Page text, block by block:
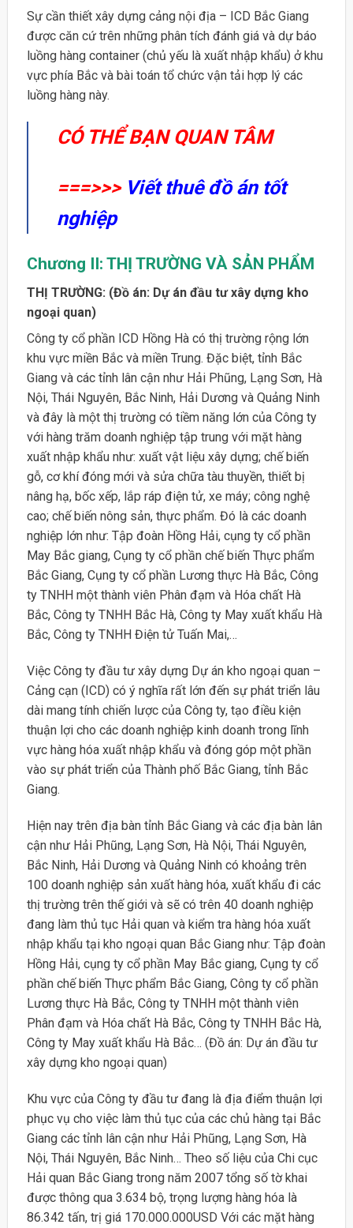
Sự cần thiết xây dựng cảng nội địa – ICD Bắc Giang
được căn cứ trên những phân tích đánh giá và dự báo
luồng hàng container (chủ yếu là xuất nhập khẩu) ở khu
vực phía Bắc và bài toán tổ chức vận tải hợp lý các
luồng hàng này.
CÓ THỂ BẠN QUAN TÂM
===>>> Viết thuê đồ án tốt
nghiệp
Chương II: THỊ TRƯỜNG VÀ SẢN PHẨM
THỊ TRƯỜNG: (Đồ án: Dự án đầu tư xây dựng kho
ngoại quan)
Công ty cổ phần ICD Hồng Hà có thị trường rộng lớn
khu vực miền Bắc và miền Trung. Đặc biệt, tỉnh Bắc
Giang và các tỉnh lân cận như Hải Phũng, Lạng Sơn, Hà
Nội, Thái Nguyên, Bắc Ninh, Hải Dư­ơng và Quảng Ninh
và đây là một thị trường có tiềm năng lớn của Công ty
với hàng trăm doanh nghiệp tập trung với mặt hàng
xuất nhập khẩu như: xuất vật liệu xây dựng; chế biến
gỗ, cơ khí đóng mới và sửa chữa tàu thuyền, thiết bị
nâng hạ, bốc xếp, lắp ráp điện tử, xe máy; công nghệ
cao; chế biến nông sản, thực phẩm. Đó là các doanh
nghiệp lớn như: Tập đoàn Hồng Hải, cụng ty cổ phần
May Bắc giang, Cụng ty cổ phần chế biến Thực phẩm
Bắc Giang, Cụng ty cổ phần Lương thực Hà Bắc, Công
ty TNHH một thành viên Phân đạm và Hóa chất Hà
Bắc, Công ty TNHH Bắc Hà, Công ty May xuất khẩu Hà
Bắc, Công ty TNHH Điện tử Tuấn Mai,…
Việc Công ty đầu tư xây dựng Dự án kho ngoại quan –
Cảng cạn (ICD) có ý nghĩa rất lớn đến sự phát triển lâu
dài mang tính chiến lược của Công ty, tạo điều kiện
thuận lợi cho các doanh nghiệp kinh doanh trong lĩnh
vực hàng hóa xuất nhập khẩu và đóng góp một phần
vào sự phát triển của Thành phố Bắc Giang, tỉnh Bắc
Giang.
Hiện nay trên địa bàn tỉnh Bắc Giang và các địa bàn lân
cận như Hải Phũng, Lạng Sơn, Hà Nội, Thái Nguyên,
Bắc Ninh, Hải Dư­ơng và Quảng Ninh có khoảng trên
100 doanh nghiệp sản xuất hàng hóa, xuất khẩu đi các
thị trường trên thế giới và sẽ có trên 40 doanh nghiệp
đang làm thủ tục Hải quan và kiểm tra hàng hóa xuất
nhập khẩu tại kho ngoại quan Bắc Giang như: Tập đoàn
Hồng Hải, cụng ty cổ phần May Bắc giang, Cụng ty cổ
phần chế biến Thực phẩm Bắc Giang, Công ty cổ phần
Lương thực Hà Bắc, Công ty TNHH một thành viên
Phân đạm và Hóa chất Hà Bắc, Công ty TNHH Bắc Hà,
Công ty May xuất khẩu Hà Bắc… (Đồ án: Dự án đầu tư
xây dựng kho ngoại quan)
Khu vực của Công ty đầu tư đang là địa điểm thuận lợi
phục vụ cho việc làm thủ tục của các chủ hàng tại Bắc
Giang các tỉnh lân cận như Hải Phũng, Lạng Sơn, Hà
Nội, Thái Nguyên, Bắc Ninh… Theo số liệu của Chi cục
Hải quan Bắc Giang trong năm 2007 tổng số tờ khai
được thông qua 3.634 bộ, trọng lượng hàng hóa là
86.342 tấn, trị giá 170.000.000USD Với các mặt hàng